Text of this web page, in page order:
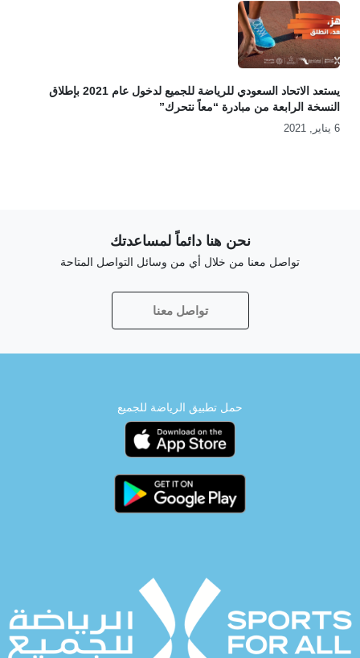
يستعد الاتحاد السعودي للرياضة للجميع لدخول عام 2021 بإطلاق
النسخة الرابعة من مبادرة “معاً نتحرك”
6 يناير, 2021
نحن هنا دائماً لمساعدتك
تواصل معنا من خلال أي من وسائل التواصل المتاحة
تواصل معنا
حمل تطبيق الرياضة للجميع